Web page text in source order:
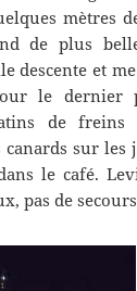
mètres
de plus
descente et
le dernier
de freins
sur les
le café.
pas de